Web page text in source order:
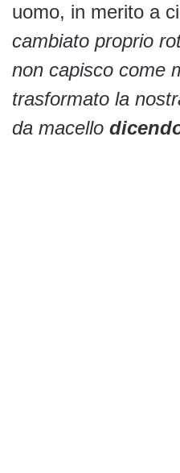
uomo, in merito a
cambiato proprio
non capisco come
trasformato la
da macello